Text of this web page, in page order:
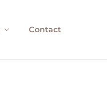
Contact